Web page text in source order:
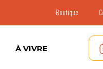
Boutique
À VIVRE